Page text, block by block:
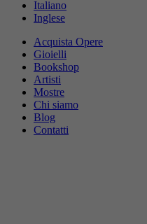
Italiano
Inglese
Acquista Opere
Gioielli
Bookshop
Artisti
Mostre
Chi siamo
Blog
Contatti